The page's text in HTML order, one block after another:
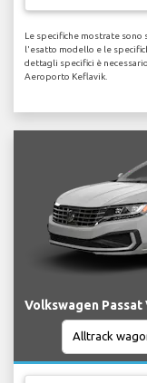
Le specifiche mostrate
l'esatto modello e le
dettagli specifici è
Aeroporto Keflavik.
Volkswagen